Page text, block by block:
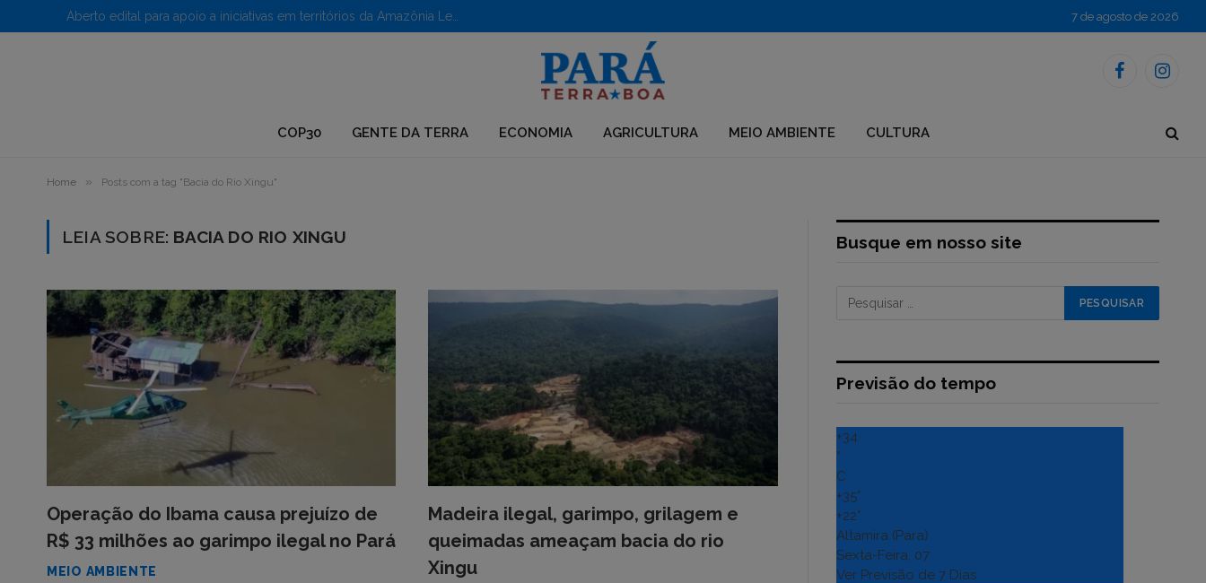
7 de agosto de 2026
Facebook
COP30 GENTE DA TERRA ECONOMIA AGRICULTURA MEIO AMBIENTE CULTURA
Home » Posts com a tag "Bacia do Rio Xingu"
LEIA SOBRE: BACIA DO RIO XINGU
Operação do Ibama causa prejuízo de
R$ 33 milhões ao garimpo ilegal no Pará
MEIO AMBIENTE
Madeira ilegal, garimpo, grilagem e
queimadas ameaçam bacia do rio
Xingu
Busque em nosso site
Previsão do tempo
+34
°
C
+35°
+22°
Altamira (Para)
Sexta-Feira, 07
Ver Previsão de 7 Dias